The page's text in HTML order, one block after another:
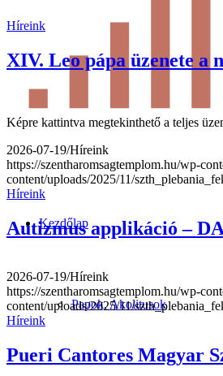
Kezdőlap
Papok, Akolitusok
Híreink
XIV. Leo pápa üzenete a
Képre kattintva megtekinthető a teljes
2026-07-19/Híreink
https://szentharomsagtemplom.hu/wp-
content/uploads/2025/11/
Híreink
Autizmus applikáció –
2026-07-19/Híreink
https://szentharomsagtemplom.hu/wp-
content/uploads/2025/11/
Híreink
Pueri Cantores Magyar